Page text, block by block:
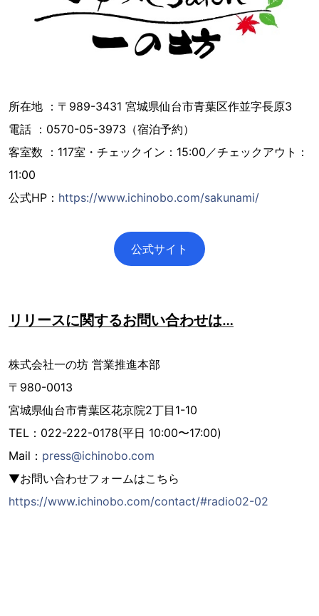
所在地 ：〒989-3431 宮城県仙台市⻘葉区作並字⻑原3
電話 ：0570-05-3973（宿泊予約）
客室数 ：117室・チェックイン：15:00／チェックアウト：
11:00
公式HP： https://www.ichinobo.com/sakunami/
公式サイト
リリースに関するお問い合わせは…
株式会社⼀の坊 営業推進本部
〒980-0013
宮城県仙台市⻘葉区花京院2丁⽬1-10
TEL：022-222-0178(平⽇ 10:00〜17:00)
Mail： press@ichinobo.com
▼お問い合わせフォームはこちら
https://www.ichinobo.com/contact/#radio02-02